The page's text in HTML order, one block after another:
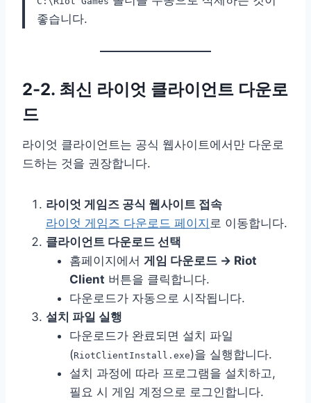
좋습니다.
2-2. 최신 라이엇 클라이언트 다운로
드
라이엇 클라이언트는 공식 웹사이트에서만 다운로
드하는 것을 권장합니다.
라이엇 게임즈 공식 웹사이트 접속
라이엇 게임즈 다운로드 페이지 로 이동합니다.
클라이언트 다운로드 선택
홈페이지에서 게임 다운로드 → Riot
Client 버튼을 클릭합니다.
다운로드가 자동으로 시작됩니다.
설치 파일 실행
다운로드가 완료되면 설치 파일
(RiotClientInstall.exe)을 실행합니다.
설치 과정에 따라 프로그램을 설치하고,
필요 시 게임 계정으로 로그인합니다.